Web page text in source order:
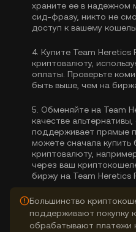
храните ее в надежном
сид-фразу, никто не
доступ к вашему
4. Купите Team Heretics
криптовалюту,
оплаты. Проверьте
быть выше, чем на
5. Обменяйте на Team
качестве
поддерживает прямые
можете сначала купить
криптовалюту,
через ваш
биржу на Team Heretics
Большинство
поддерживают покупку
обрабатывают платежи